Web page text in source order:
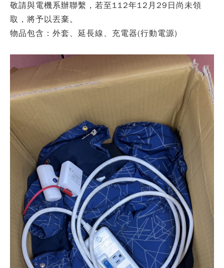
敬請與電機系辦聯繫，若至112年12月29日尚未領
取，將予以丟棄。
物品包含：外套、延長線、充電器(行動電源)